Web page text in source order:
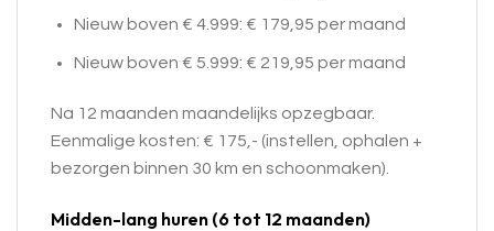
Nieuw boven € 4.999: € 179,95 per maand
Nieuw boven € 5.999: € 219,95 per maand
Na 12 maanden maandelijks opzegbaar.
Eenmalige kosten: € 175,- (instellen, ophalen +
bezorgen binnen 30 km en schoonmaken).
Midden-lang huren (6 tot 12 maanden)